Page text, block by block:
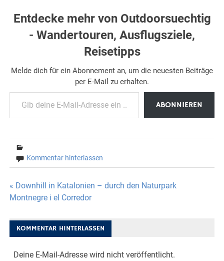
Entdecke mehr von Outdoorsuechtig
- Wandertouren, Ausflugsziele,
Reisetipps
Melde dich für ein Abonnement an, um die neuesten Beiträge
per E-Mail zu erhalten.
Gib deine E-Mail-Adresse ein ...
ABONNIEREN
Kommentar hinterlassen
Beitragsnavigation
« Downhill in Katalonien – durch den Naturpark
Montnegre i el Corredor
KOMMENTAR HINTERLASSEN
Deine E-Mail-Adresse wird nicht veröffentlicht.